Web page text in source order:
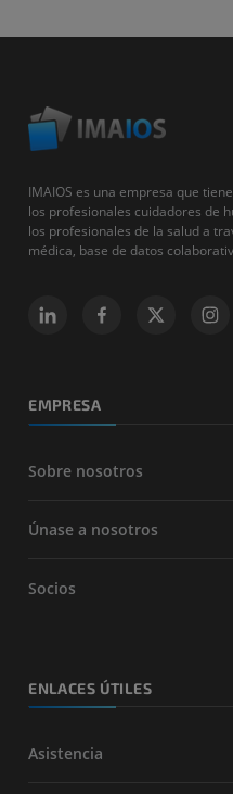
IMAIOS es una empresa que
los profesionales cuidadores de
los profesionales de la salud a
médica, base de datos
EMPRESA
Sobre nosotros
Únase a nosotros
Socios
ENLACES ÚTILES
Asistencia